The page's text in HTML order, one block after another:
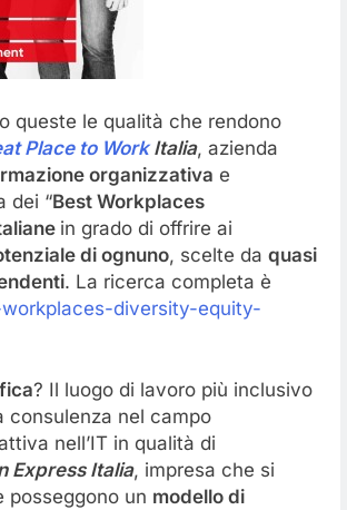
queste le qualità che rendono
Place to WorkItalia, azienda
organizzativa e
dei “Best Workplaces
in grado di offrire ai
di ognuno, scelte da quasi
. La ricerca completa è
diversity-equity-
? Il luogo di lavoro più inclusivo
consulenza nel campo
nell’IT in qualità di
Express Italia, impresa che si
posseggono un modello di